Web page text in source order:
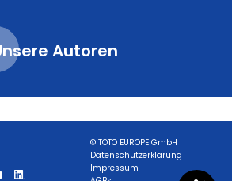
Autoren
© TOTO EUROPE GmbH
Datenschutzerklärung
Impressum